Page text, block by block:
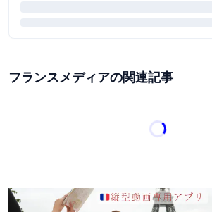
フランスメディアの関連記事